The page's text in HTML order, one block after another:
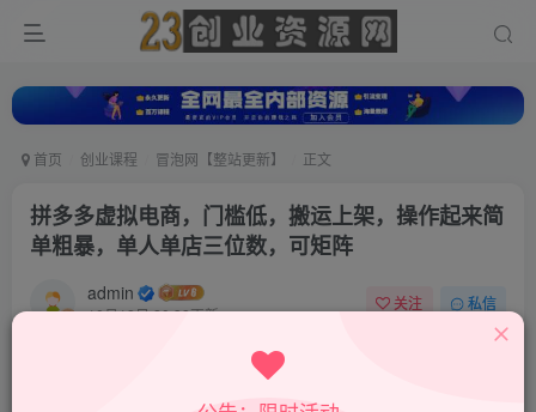
首页 创业课程 冒泡网【整站更新】 正文
拼多多虚拟电商，门槛低，搬运上架，操作起来简
单粗暴，单人单店三位数，可矩阵
admin
10月18日 20:38更新
关注 私信